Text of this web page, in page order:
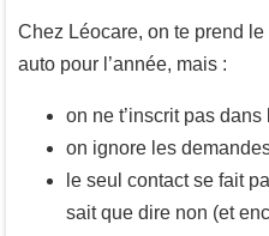
Chez Léocare, on te prend
auto pour l’année, mais :
on ne t’inscrit pas dans
on ignore les
le seul contact se fait
sait que dire non (et